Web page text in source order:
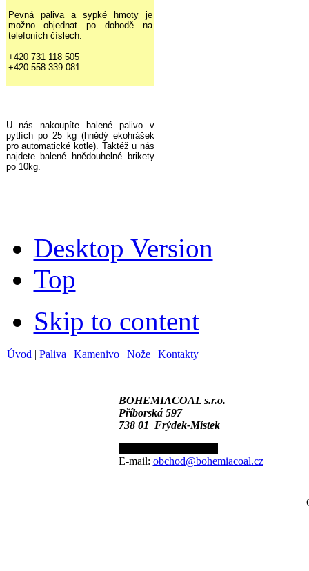
Pevná paliva a sypké hmoty je
možno objednat po dohodě na
telefoních číslech:
+420 731 118 505
+420 558 339 081
U nás nakoupíte balené palivo v
pytlích po 25 kg (hnědý ekohrášek
pro automatické kotle). Taktéž u nás
najdete balené hnědouhelné brikety
po 10kg.
Desktop Version
Top
Skip to content
Úvod | Paliva | Kamenivo| Nože| Kontakty
BOHEMIACOAL s.r.o.
Příborská 597
738 01 Frýdek-Místek
E-mail: obchod@bohemiacoal.cz